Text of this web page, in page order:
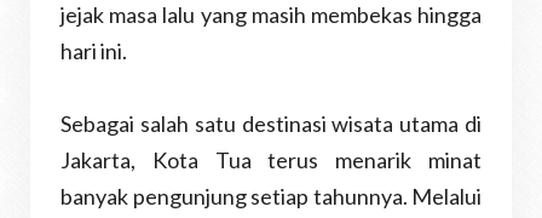
jejak masa lalu yang masih membekas hingga
hari ini.
Sebagai salah satu destinasi wisata utama di
Jakarta, Kota Tua terus menarik minat
banyak pengunjung setiap tahunnya. Melalui